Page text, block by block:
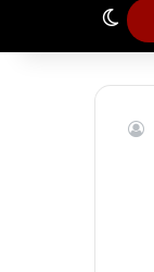
الوضع المظلم